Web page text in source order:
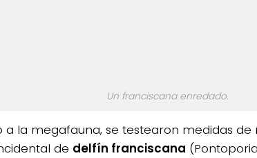
Un franciscana enredado.
a la megafauna, se testearon medidas
de delfín franciscana